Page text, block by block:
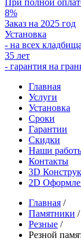
При полной
8%
Заказ на 2025 год
Установка
- на всех
35 лет
- гарантия на
Главная
Услуги
Установка
Сроки
Гарантии
Скидки
Наши
Контакты
3D
2D
Главная /
Памятники /
Резные /
Резной